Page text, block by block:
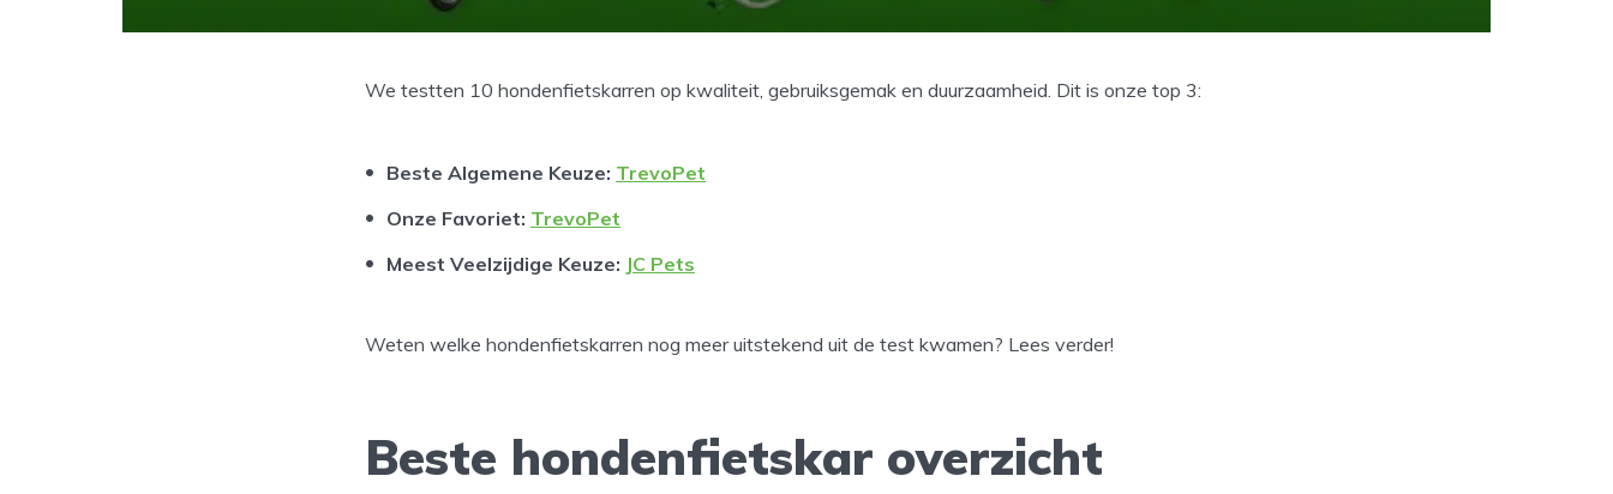
We testten 10 hondenfietskarren op kwaliteit, gebruiksgemak en duurzaamheid. Dit is onze top 3:
Beste Algemene Keuze: TrevoPet
Onze Favoriet: TrevoPet
Meest Veelzijdige Keuze: JC Pets
Weten welke hondenfietskarren nog meer uitstekend uit de test kwamen? Lees verder!
Beste hondenfietskar overzicht